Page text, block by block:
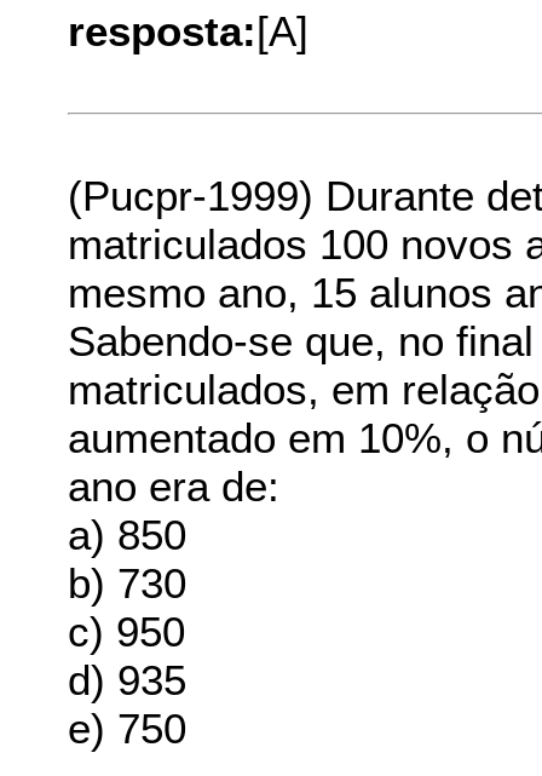
resposta:[A]
(Pucpr-1999) Durante
matriculados 100 novos
mesmo ano, 15 alunos
Sabendo-se que, no
matriculados, em
aumentado em 10%, o
ano era de:
a) 850
b) 730
c) 950
d) 935
e) 750